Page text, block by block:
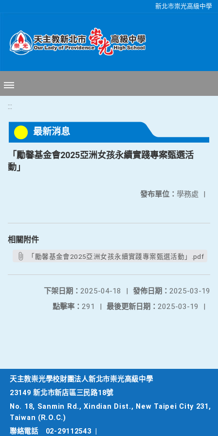
新北市崇光高級中學
:::
最新消息
「勵馨基金會2025亞洲女孩永續實踐專案甄選活
動」
發布單位： 學務處 |
相關附件
「勵馨基金會2025亞洲女孩永續實踐專案甄選活動」.pdf
發佈日期： 2025-03-19
下架日期： 2025-04-18
|
最後更新日期： 2025-03-19 |
點擊率： 291 |
天主教崇光學校財團法人新北市崇光高級中學
23149 新北市新店區三民路18號
No. 18, Sanmin Rd., Xindian Dist., New Taipei City 231,
Taiwan (R.O.C.)
聯絡電話
02-29112543